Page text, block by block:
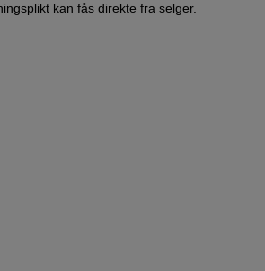
kan fås direkte fra selger.